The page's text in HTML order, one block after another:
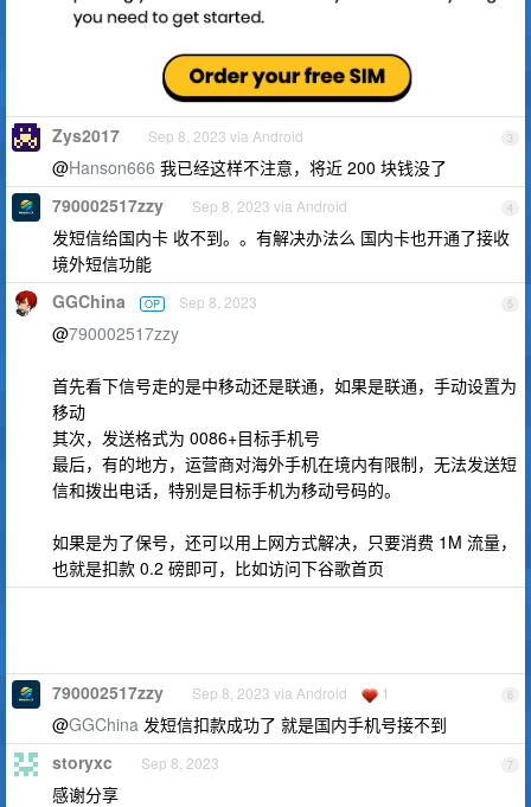
3
Zys2017 Sep 8, 2023 via Android
@Hanson666 我已经这样不注意，将近 200 块钱没了
4
790002517zzy Sep 8, 2023 via Android
发短信给国内卡 收不到。。有解决办法么 国内卡也开通了接收
境外短信功能
5
GGChina OP Sep 8, 2023
@790002517zzy
首先看下信号走的是中移动还是联通，如果是联通，手动设置为
移动
其次，发送格式为 0086+目标手机号
最后，有的地方，运营商对海外手机在境内有限制，无法发送短
信和拨出电话，特别是目标手机为移动号码的。
如果是为了保号，还可以用上网方式解决，只要消费 1M 流量，
也就是扣款 0.2 磅即可，比如访问下谷歌首页
6
790002517zzy Sep 8, 2023 via Android 1
@GGChina 发短信扣款成功了 就是国内手机号接不到
7
storyxc Sep 8, 2023
感谢分享